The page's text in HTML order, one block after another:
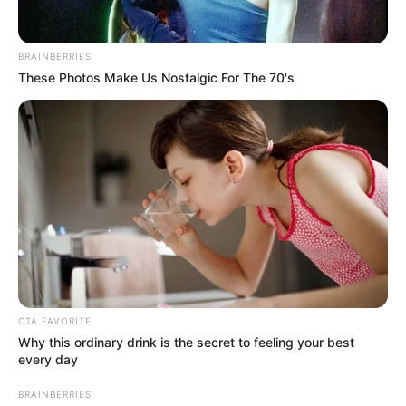
Lea además: Accidente de tránsito Freddy Burbano:
Familia de la víctima pide justicia
BRAINBERRIES
These Photos Make Us Nostalgic For The 70's
CTA FAVORITE
Why this ordinary drink is the secret to feeling your best
every day
BRAINBERRIES